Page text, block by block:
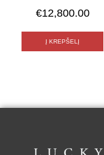
€12,800.00
Į KREPŠELĮ